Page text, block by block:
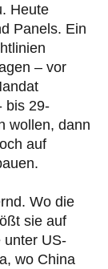
Heute
Panels. Ein
– vor
bis 29-
wollen, dann
auf
Wo die
sie auf
unter US-
wo China